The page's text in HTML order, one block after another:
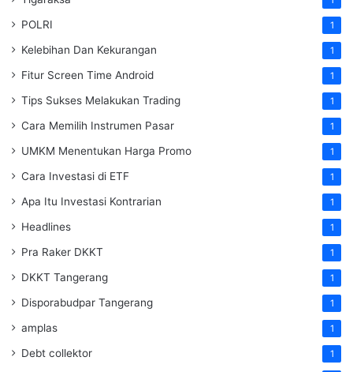
POLRI 1
Kelebihan Dan Kekurangan 1
Fitur Screen Time Android 1
Tips Sukses Melakukan Trading 1
Cara Memilih Instrumen Pasar 1
UMKM Menentukan Harga Promo 1
Cara Investasi di ETF 1
Apa Itu Investasi Kontrarian 1
Headlines 1
Pra Raker DKKT 1
DKKT Tangerang 1
Disporabudpar Tangerang 1
amplas 1
Debt collektor 1